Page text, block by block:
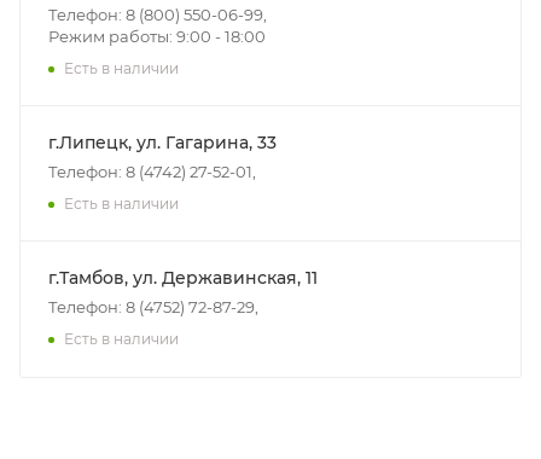
Телефон: 8 (800) 550-06-99,
Режим работы: 9:00 - 18:00
Есть в наличии
г.Липецк, ул. Гагарина, 33
Телефон: 8 (4742) 27-52-01,
Есть в наличии
г.Тамбов, ул. Державинская, 11
Телефон: 8 (4752) 72-87-29,
Есть в наличии